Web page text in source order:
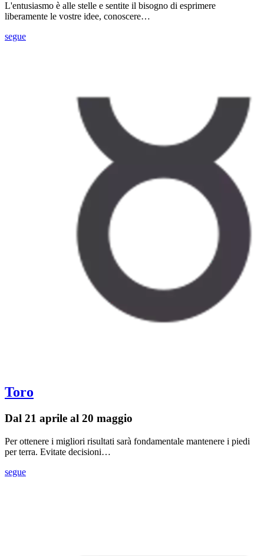
L'entusiasmo è alle stelle e sentite il bisogno di esprimere
liberamente le vostre idee, conoscere…
segue
Toro
Dal 21 aprile al 20 maggio
Per ottenere i migliori risultati sarà fondamentale mantenere i piedi
per terra. Evitate decisioni…
segue